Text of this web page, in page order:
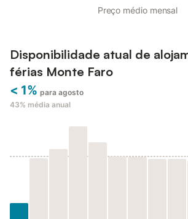
Preço médio mensal
Disponibilidade atual de
férias Monte Faro
< 1% para agosto
43% média anual